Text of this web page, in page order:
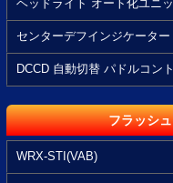
ヘッドライト オート化ユニ
センターデフインジケーター
DCCD 自動切替 パドルコン
フラッシ
WRX-STI(VAB)